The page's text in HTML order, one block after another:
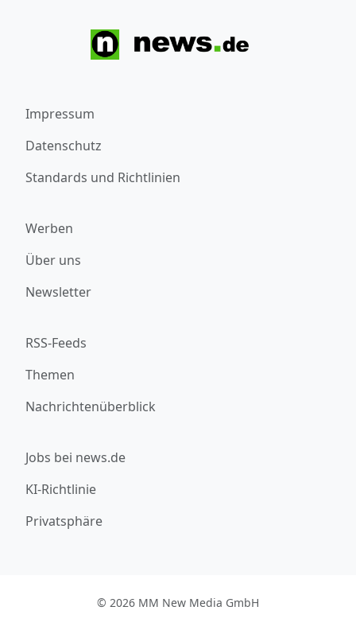
Impressum
Datenschutz
Standards und Richtlinien
Werben
Über uns
Newsletter
RSS-Feeds
Themen
Nachrichtenüberblick
Jobs bei news.de
KI-Richtlinie
Privatsphäre
© 2026 MM New Media GmbH